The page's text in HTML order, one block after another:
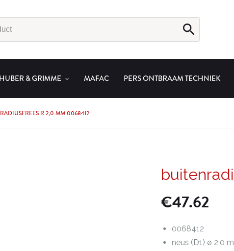
HUBER & GRIMME MAFAC PERS ONTBRAAM TECHNIEK
R 2,0 MM 0068412
€47.62
0068412
neus (D1) ø 2,0